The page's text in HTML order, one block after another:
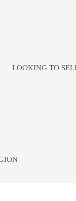
LOOKING TO